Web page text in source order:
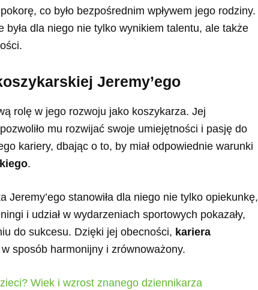
co było bezpośrednim wpływem jego rodziny.
dla niego nie tylko wynikiem talentu, ale także
Jeremy’ego
rolę w jego rozwoju jako koszykarza. Jej
mu rozwijać swoje umiejętności i pasję do
kariery, dbając o to, by miał odpowiednie warunki
.
Jeremy’ego stanowiła dla niego nie tylko opiekunkę,
i udział w wydarzeniach sportowych pokazały,
do sukcesu. Dzięki jej obecności, kariera
sposób harmonijny i zrównoważony.
Wiek i wzrost znanego dziennikarza